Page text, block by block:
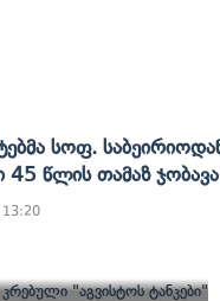
Სოფ.
Წლის Თამაზ Ჯობავა
13:20